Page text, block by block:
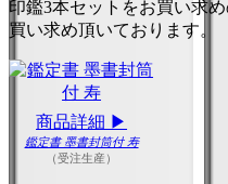
印鑑3本セットをお買い求
買い求め頂いております。
商品詳細 ▶
鑑定書 墨書封筒付 寿
（受注生産）